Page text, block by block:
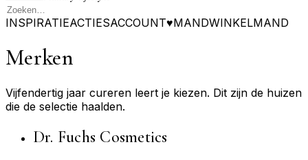
INSPIRATIEACTIESACCOUNT♥MANDWINKELMAND
Merken
Vijfendertig jaar cureren leert je kiezen. Dit zijn de huizen
die de selectie haalden.
Dr. Fuchs Cosmetics